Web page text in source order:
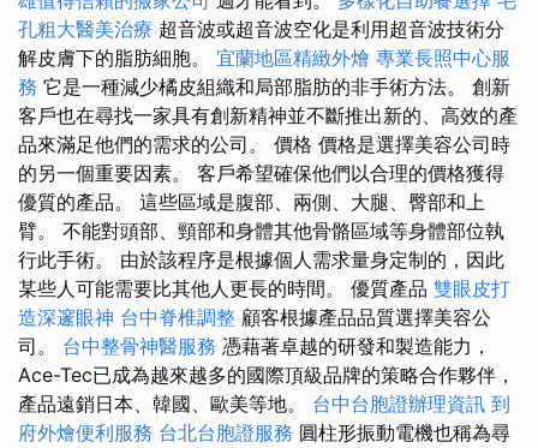
孔粗大醫美治療 超音波或超音波空化是利用超音波技術分
解皮膚下的脂肪細胞。 宜蘭地區精緻外燴 專業長照中心服
務 它是一種減少橘皮組織和局部脂肪的非手術方法。 創新
客戶也在尋找一家具有創新精神並不斷推出新的、高效的產
品來滿足他們的需求的公司。 價格 價格是選擇美容公司時
的另一個重要因素。 客戶希望確保他們以合理的價格獲得
優質的產品。 這些區域是腹部、兩側、大腿、臀部和上
臂。 不能對頭部、頸部和身體其他骨骼區域等身體部位執
行此手術。 由於該程序是根據個人需求量身定制的，因此
某些人可能需要比其他人更長的時間。 優質產品 雙眼皮打
造深邃眼神 台中脊椎調整 顧客根據產品品質選擇美容公
司。 台中整骨神醫服務 憑藉著卓越的研發和製造能力，
Ace-Tec已成為越來越多的國際頂級品牌的策略合作夥伴，
產品遠銷日本、韓國、歐美等地。 台中台胞證辦理資訊 到
府外燴便利服務 台北台胞證服務 圓柱形振動電機也稱為尋